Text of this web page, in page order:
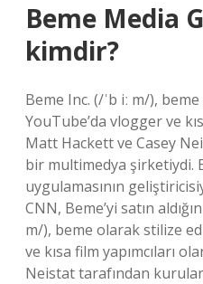
Beme Media
kimdir?
Beme Inc. (/ˈb iː m/),
YouTube’da vlogger ve
Matt Hackett ve Casey
bir multimedya şirketiydi.
uygulamasının
CNN, Beme’yi satın
m/), beme olarak stilize
ve kısa film yapımcıları
Neistat tarafından